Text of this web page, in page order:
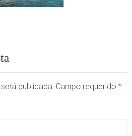
publicada. Campo requerido *